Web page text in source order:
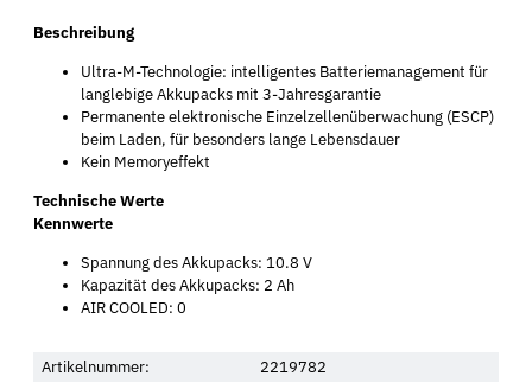
Beschreibung
Ultra-M-Technologie: intelligentes Batteriemanagement für
langlebige Akkupacks mit 3-Jahresgarantie
Permanente elektronische Einzelzellenüberwachung (ESCP)
beim Laden, für besonders lange Lebensdauer
Kein Memoryeffekt
Technische Werte
Kennwerte
Spannung des Akkupacks: 10.8 V
Kapazität des Akkupacks: 2 Ah
AIR COOLED: 0
Artikelnummer:
2219782